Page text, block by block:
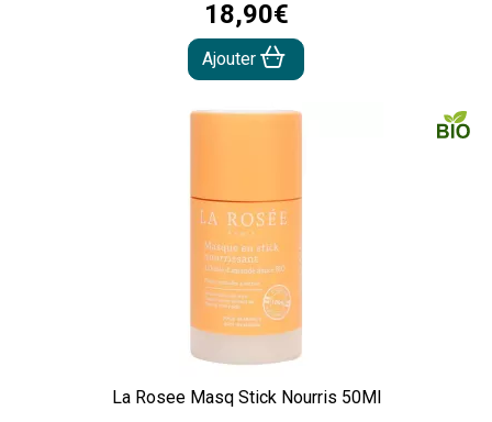
18,90€
Ajouter
La Rosee Masq Stick Nourris 50Ml